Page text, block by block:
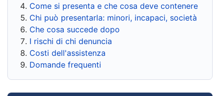
Come si presenta e che cosa deve contenere
Chi può presentarla: minori, incapaci, società
Che cosa succede dopo
I rischi di chi denuncia
Costi dell'assistenza
Domande frequenti